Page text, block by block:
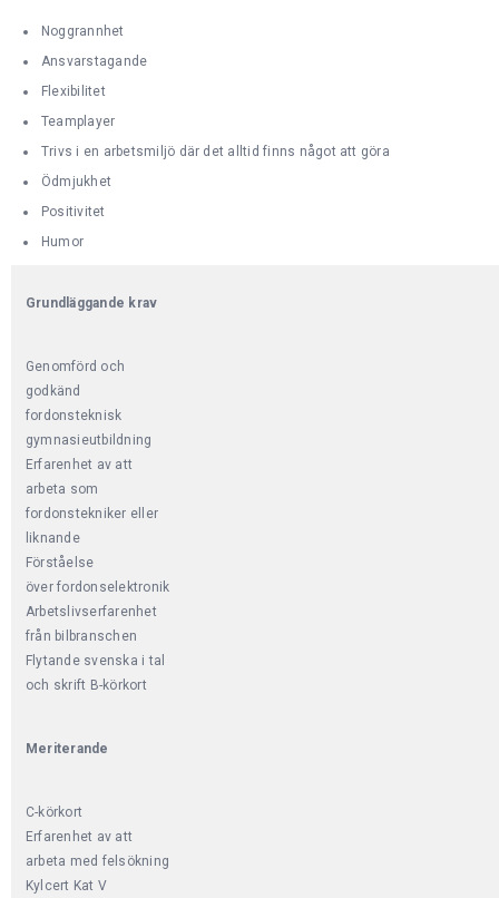
Noggrannhet
Ansvarstagande
Flexibilitet
Teamplayer
Trivs i en arbetsmiljö där det alltid finns något att göra
Ödmjukhet
Positivitet
Humor
Grundläggande krav
Genomförd och
godkänd
fordonsteknisk
gymnasieutbildning
Erfarenhet av att
arbeta som
fordonstekniker eller
liknande
Förståelse
över fordonselektronik
Arbetslivserfarenhet
från bilbranschen
Flytande svenska i tal
och skrift B-körkort
Meriterande
C-körkort
Erfarenhet av att
arbeta med felsökning
Kylcert Kat V